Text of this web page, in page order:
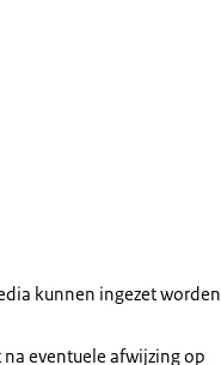
kunnen ingezet worden
eventuele afwijzing op